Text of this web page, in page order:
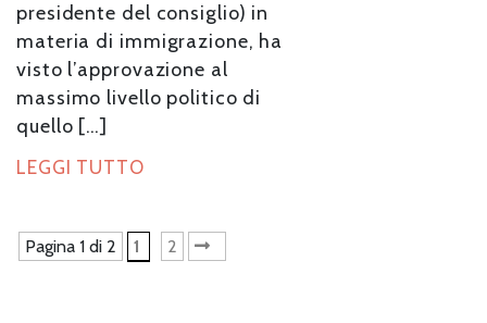
presidente del consiglio) in
materia di immigrazione, ha
visto l’approvazione al
massimo livello politico di
quello […]
LEGGI TUTTO
Pagina 1 di 2 1 2